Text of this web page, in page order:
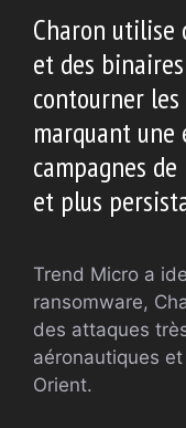
Charon utilise
et des
contourner les
marquant une
campagnes
et plus
Trend Micro a
ransomware,
des attaques
aéronautiques
Orient.